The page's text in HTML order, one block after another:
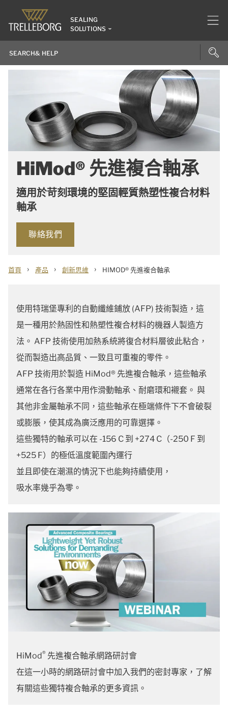
SEALING
SOLUTIONS
HiMod® 先進複合軸承
適用於苛刻環境的堅固輕質熱塑性複合材料
軸承
聯絡我們
首頁 › 產品 › 創新思維 › HIMOD® 先進複合軸承
使用特瑞堡專利的自動纖維鋪放 (AFP) 技術製造，這
是一種用於熱固性和熱塑性複合材料的機器人製造方
法。 AFP 技術使用加熱系統將復合材料層彼此粘合，
從而製造出高品質、一致且可重複的零件。
AFP 技術用於製造 HiMod® 先進複合軸承，這些軸承
通常在各行各業中用作滑動軸承、耐磨環和襯套。 與
其他非金屬軸承不同，這些軸承在極端條件下不會破裂
或膨脹，使其成為廣泛應用的可靠選擇。
這些獨特的軸承可以在 -156 C 到 +274 C（-250 F 到
+525 F）的極低溫度範圍內運行
並且即使在潮濕的情況下也能夠持續使用，
吸水率幾乎為零。
HiMod® 先進複合軸承網路研討會
在這一小時的網路研討會中加入我們的密封專家，了解
有關這些獨特複合軸承的更多資訊。